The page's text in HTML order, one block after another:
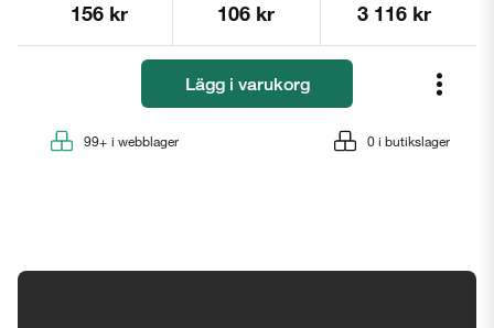
156 kr 106 kr 3 116 kr
Lägg i varukorg
99+ i webblager 0 i butikslager